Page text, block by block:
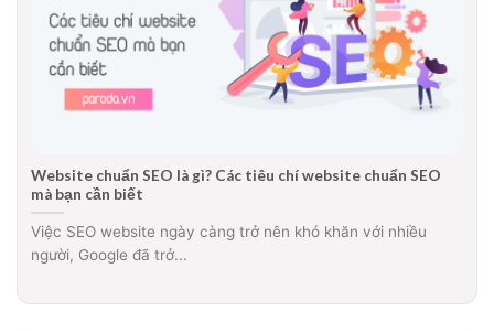
Website chuẩn SEO là gì? Các tiêu chí website chuẩn SEO
mà bạn cần biết
Việc SEO website ngày càng trở nên khó khăn với nhiều
người, Google đã trở...